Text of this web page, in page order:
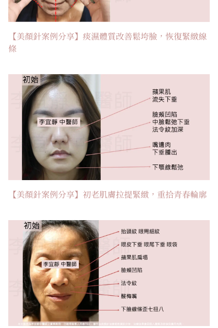
【美顏針案例分享】痰濕體質改善鬆垮臉，恢復緊緻線
條
【美顏針案例分享】初老肌膚拉提緊緻，重拾青春輪廓